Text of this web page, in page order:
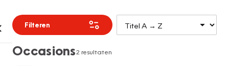
Filteren
Occasions2 resultaten